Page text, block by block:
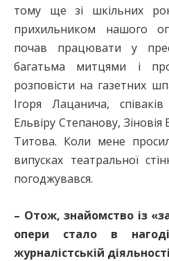
тому ще зі шкільних
прихильником нашого
почав працювати у
багатьма митцями і
розповісти на газетних
Ігоря Лацанича,
Ельвіру Степанову, Зіновія
Титова. Коли мене
випусках театральної
погоджувався.
– Отож, знайомство із
опери стало в
журналістській